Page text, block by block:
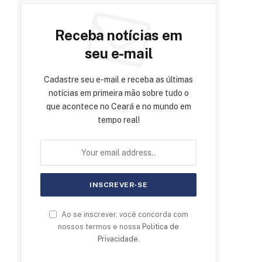
Receba notícias em
seu e-mail
Cadastre seu e-mail e receba as últimas
notícias em primeira mão sobre tudo o
que acontece no Ceará e no mundo em
tempo real!
Ao se inscrever, você concorda com
nossos termos e nossa Politica de
Privacidade.